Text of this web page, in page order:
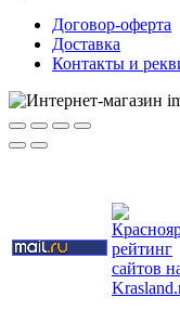
Договор-оферта
Доставка
Контакты и